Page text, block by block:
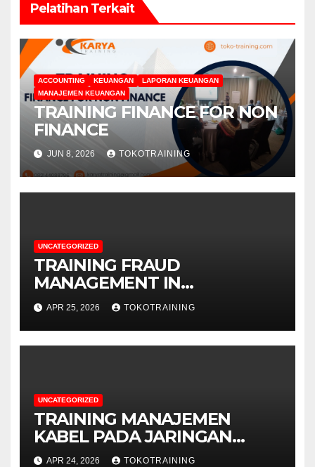
Pelatihan Terkait
ACCOUNTING KEUANGAN
LAPORAN KEUANGAN
MANAJEMEN KEUANGAN
TRAINING FINANCE FOR NON
FINANCE
JUN 8, 2026 TOKOTRAINING
UNCATEGORIZED
TRAINING FRAUD
MANAGEMENT IN
TELECOMMUNICATION
BUSINESS
APR 25, 2026 TOKOTRAINING
UNCATEGORIZED
TRAINING MANAJEMEN
KABEL PADA JARINGAN
TELEKOMUNIKASI
APR 24, 2026 TOKOTRAINING